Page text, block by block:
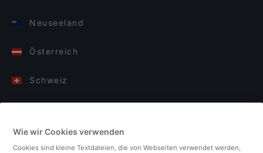
Neuseeland
Österreich
Schweiz
Italien
Wie wir Cookies verwenden
Cookies sind kleine Textdateien, die von Webseiten verwendet werden,